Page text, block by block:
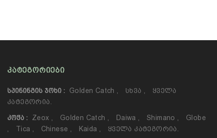
ᲙᲐᲢᲔᲒᲝᲠᲘᲔᲑᲘ
ᲡᲞᲘᲜᲘᲜᲒᲘᲡ ᲯᲝᲮᲘ : Golden Catch , Სხვა ,
Ყველა
Კატეგორია.
ᲙᲝᲭᲐ : Zeox , Golden Catch , Daiwa , Shimano ,
Globe
,
Tica , Chinese , Kaida , Ყველა Კატეგორია.